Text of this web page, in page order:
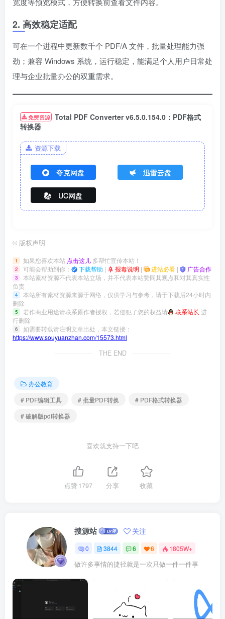
2. 高效稳定适配
可在一个进程中更新数千个 PDF/A 文件，批量处理能力强
劲；兼容 Windows 系统，运行稳定，能满足个人用户日常处
理与企业批量办公的双重需求。
免费资源 Total PDF Converter v6.5.0.154.0：PDF格式
转换器
资源下载
夸克网盘 迅雷云盘
UC网盘
© 版权声明
1 如果您喜欢本站 点击这儿 多帮忙宣传本站！
2 可能会帮助到你： 下载帮助 | 报毒说明 | 进站必看 | 广告合作
3
本站素材资源不代表本站立场，并不代表本站赞同其观点和对其真实性
负责
4
本站所有素材资源来源于网络，仅供学习与参考，请于下载后24小时内
删除
5 若作商业用途请联系原作者授权，若侵犯了您的权益请 联系站长 进
行删除
6
如需要转载请注明文章出处，本文链接：
https://www.souyuanzhan.com/15573.html
THE END
办公教育
# PDF编辑工具
# 批量PDF转换
# PDF格式转换器
# 破解版pdf转换器
喜欢就支持一下吧
点赞1797 分享 收藏
搜源站 关注
0 3844 6 6 1805W+
做许多事情的捷径就是一次只做一件一件事